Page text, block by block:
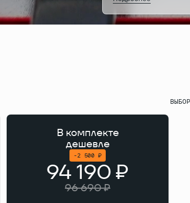
В комплекте
дешевле
-2 500 ₽
94 190 ₽
96 690 ₽